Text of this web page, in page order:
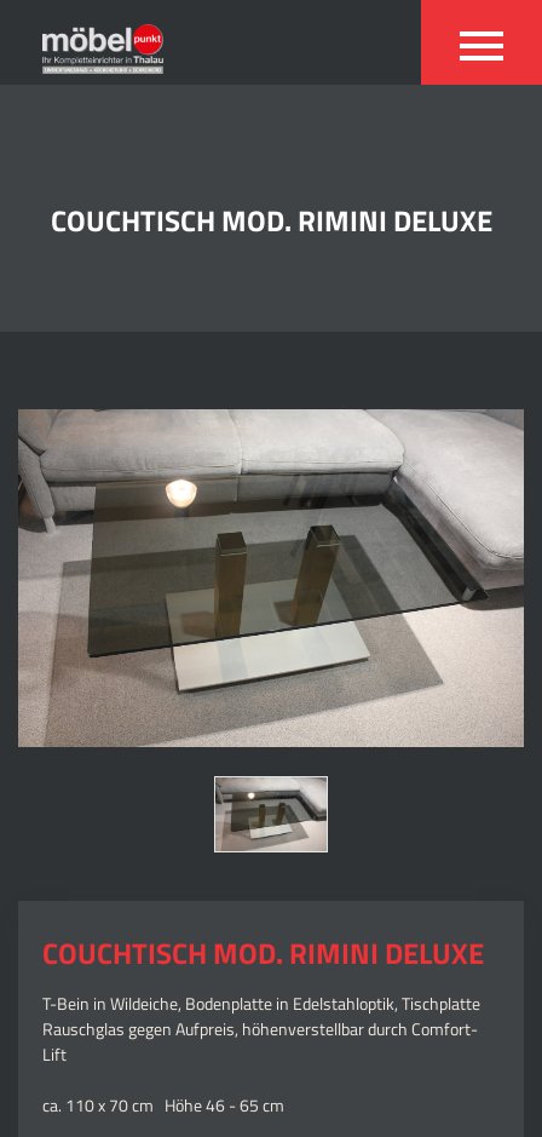
COUCHTISCH MOD. RIMINI DELUXE
COUCHTISCH MOD. RIMINI DELUXE
T-Bein in Wildeiche, Bodenplatte in Edelstahloptik, Tischplatte
Rauschglas gegen Aufpreis, höhenverstellbar durch Comfort-
Lift
ca. 110 x 70 cm Höhe 46 - 65 cm